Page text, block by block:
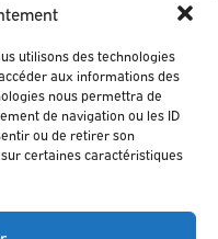
utilisons des technologies
aux informations des
nous permettra de
de navigation ou les ID
ou de retirer son
certaines caractéristiques
liebot.fr